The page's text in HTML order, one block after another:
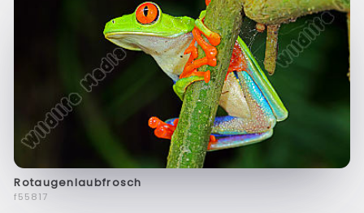
Rotaugenlaubfrosch
f55817